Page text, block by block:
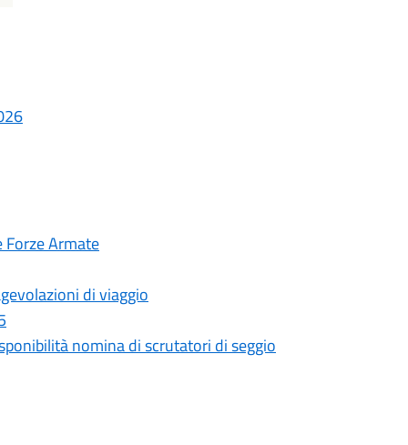
Armate
di viaggio
nomina di scrutatori di seggio